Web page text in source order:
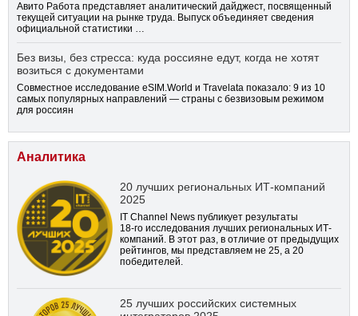
Авито Работа представляет аналитический дайджест, посвященный
текущей ситуации на рынке труда. Выпуск объединяет сведения
официальной статистики …
Без визы, без стресса: куда россияне едут, когда не хотят
возиться с документами
Совместное исследование eSIM.World и Travelata показало: 9 из 10
самых популярных направлений — страны с безвизовым режимом
для россиян
Аналитика
20 лучших региональных ИТ-компаний
2025
IT Channel News публикует результаты
18-го исследования лучших региональных ИТ-
компаний. В этот раз, в отличие от предыдущих
рейтингов, мы представляем не 25, а 20
победителей.
25 лучших российских системных